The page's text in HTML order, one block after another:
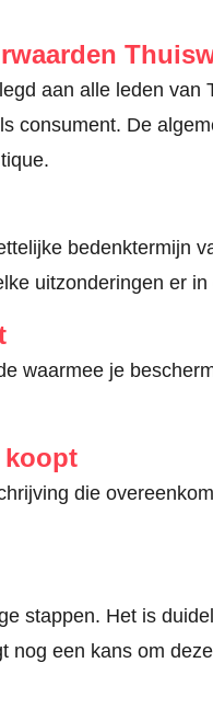
aan alle leden van
consument. De
bedenktermijn
uitzonderingen er in
waarmee je
koopt
die
stappen. Het is
nog een kans om